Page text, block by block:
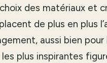
des matériaux et
placent de plus en plus
aussi bien pour
plus inspirantes